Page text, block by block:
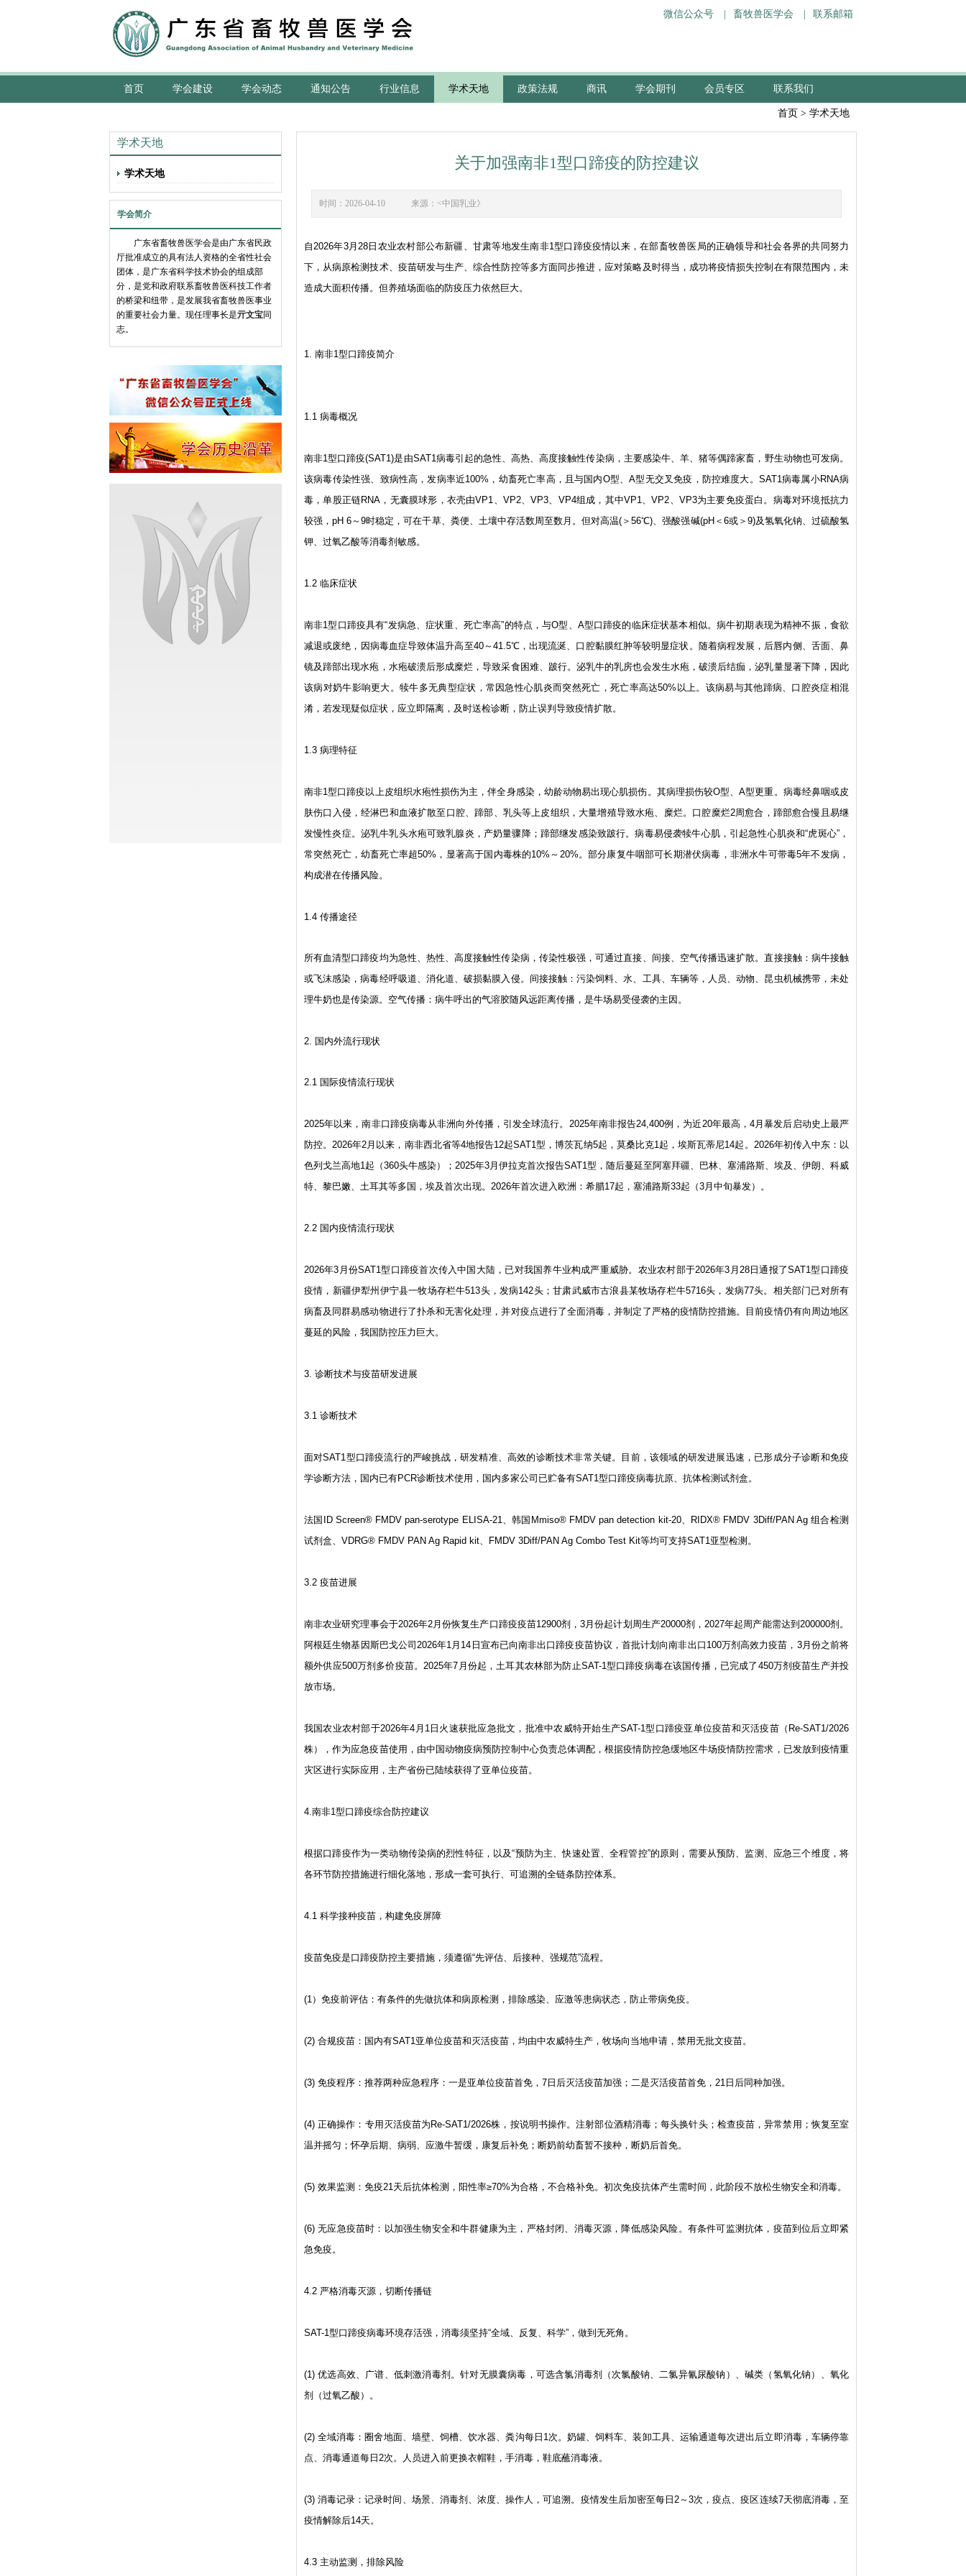
微信公众号 畜牧兽医学会 联系邮箱
首页 学会建设 学会动态 通知公告 行业信息 学术天地 政策法规 商讯 学会期刊 会员专区 联系我们
首页 > 学术天地
学术天地
学术天地
学会简介
广东省畜牧兽医学会是由广东省民政
厅批准成立的具有法人资格的全省性社会
团体，是广东省科学技术协会的组成部
分，是党和政府联系畜牧兽医科技工作者
的桥梁和纽带，是发展我省畜牧兽医事业
的重要社会力量。现任理事长是亓文宝同
志。
关于加强南非1型口蹄疫的防控建议
时间：2026-04-10 来源：<中国乳业》
自2026年3月28日农业农村部公布新疆、甘肃等地发生南非1型口蹄疫疫情以来，在部畜牧兽医局的正确领导和社会各界的共同努力
下，从病原检测技术、疫苗研发与生产、综合性防控等多方面同步推进，应对策略及时得当，成功将疫情损失控制在有限范围内，未
造成大面积传播。但养殖场面临的防疫压力依然巨大。
1. 南非1型口蹄疫简介
1.1 病毒概况
南非1型口蹄疫(SAT1)是由SAT1病毒引起的急性、高热、高度接触性传染病，主要感染牛、羊、猪等偶蹄家畜，野生动物也可发病。
该病毒传染性强、致病性高，发病率近100%，幼畜死亡率高，且与国内O型、A型无交叉免疫，防控难度大。SAT1病毒属小RNA病
毒，单股正链RNA，无囊膜球形，衣壳由VP1、VP2、VP3、VP4组成，其中VP1、VP2、VP3为主要免疫蛋白。病毒对环境抵抗力
较强，pH 6～9时稳定，可在干草、粪便、土壤中存活数周至数月。但对高温(＞56℃)、强酸强碱(pH＜6或＞9)及氢氧化钠、过硫酸氢
钾、过氧乙酸等消毒剂敏感。
1.2 临床症状
南非1型口蹄疫具有“发病急、症状重、死亡率高”的特点，与O型、A型口蹄疫的临床症状基本相似。病牛初期表现为精神不振，食欲
减退或废绝，因病毒血症导致体温升高至40～41.5℃，出现流涎、口腔黏膜红肿等较明显症状。随着病程发展，后唇内侧、舌面、鼻
镜及蹄部出现水疱，水疱破溃后形成糜烂，导致采食困难、跛行。泌乳牛的乳房也会发生水疱，破溃后结痂，泌乳量显著下降，因此
该病对奶牛影响更大。犊牛多无典型症状，常因急性心肌炎而突然死亡，死亡率高达50%以上。该病易与其他蹄病、口腔炎症相混
淆，若发现疑似症状，应立即隔离，及时送检诊断，防止误判导致疫情扩散。
1.3 病理特征
南非1型口蹄疫以上皮组织水疱性损伤为主，伴全身感染，幼龄动物易出现心肌损伤。其病理损伤较O型、A型更重。病毒经鼻咽或皮
肤伤口入侵，经淋巴和血液扩散至口腔、蹄部、乳头等上皮组织，大量增殖导致水疱、糜烂。口腔糜烂2周愈合，蹄部愈合慢且易继
发慢性炎症。泌乳牛乳头水疱可致乳腺炎，产奶量骤降；蹄部继发感染致跛行。病毒易侵袭犊牛心肌，引起急性心肌炎和“虎斑心”，
常突然死亡，幼畜死亡率超50%，显著高于国内毒株的10%～20%。部分康复牛咽部可长期潜伏病毒，非洲水牛可带毒5年不发病，
构成潜在传播风险。
1.4 传播途径
所有血清型口蹄疫均为急性、热性、高度接触性传染病，传染性极强，可通过直接、间接、空气传播迅速扩散。直接接触：病牛接触
或飞沫感染，病毒经呼吸道、消化道、破损黏膜入侵。间接接触：污染饲料、水、工具、车辆等，人员、动物、昆虫机械携带，未处
理牛奶也是传染源。空气传播：病牛呼出的气溶胶随风远距离传播，是牛场易受侵袭的主因。
2. 国内外流行现状
2.1 国际疫情流行现状
2025年以来，南非口蹄疫病毒从非洲向外传播，引发全球流行。2025年南非报告24,400例，为近20年最高，4月暴发后启动史上最严
防控。2026年2月以来，南非西北省等4地报告12起SAT1型，博茨瓦纳5起，莫桑比克1起，埃斯瓦蒂尼14起。2026年初传入中东：以
色列戈兰高地1起（360头牛感染）；2025年3月伊拉克首次报告SAT1型，随后蔓延至阿塞拜疆、巴林、塞浦路斯、埃及、伊朗、科威
特、黎巴嫩、土耳其等多国，埃及首次出现。2026年首次进入欧洲：希腊17起，塞浦路斯33起（3月中旬暴发）。
2.2 国内疫情流行现状
2026年3月份SAT1型口蹄疫首次传入中国大陆，已对我国养牛业构成严重威胁。农业农村部于2026年3月28日通报了SAT1型口蹄疫
疫情，新疆伊犁州伊宁县一牧场存栏牛513头，发病142头；甘肃武威市古浪县某牧场存栏牛5716头，发病77头。相关部门已对所有
病畜及同群易感动物进行了扑杀和无害化处理，并对疫点进行了全面消毒，并制定了严格的疫情防控措施。目前疫情仍有向周边地区
蔓延的风险，我国防控压力巨大。
3. 诊断技术与疫苗研发进展
3.1 诊断技术
面对SAT1型口蹄疫流行的严峻挑战，研发精准、高效的诊断技术非常关键。目前，该领域的研发进展迅速，已形成分子诊断和免疫
学诊断方法，国内已有PCR诊断技术使用，国内多家公司已贮备有SAT1型口蹄疫病毒抗原、抗体检测试剂盒。
法国ID Screen® FMDV pan-serotype ELISA-21、韩国Mmiso® FMDV pan detection kit-20、RIDX® FMDV 3Diff/PAN Ag 组合检测
试剂盒、VDRG® FMDV PAN Ag Rapid kit、FMDV 3Diff/PAN Ag Combo Test Kit等均可支持SAT1亚型检测。
3.2 疫苗进展
南非农业研究理事会于2026年2月份恢复生产口蹄疫疫苗12900剂，3月份起计划周生产20000剂，2027年起周产能需达到200000剂。
阿根廷生物基因斯巴戈公司2026年1月14日宣布已向南非出口蹄疫疫苗协议，首批计划向南非出口100万剂高效力疫苗，3月份之前将
额外供应500万剂多价疫苗。2025年7月份起，土耳其农林部为防止SAT-1型口蹄疫病毒在该国传播，已完成了450万剂疫苗生产并投
放市场。
我国农业农村部于2026年4月1日火速获批应急批文，批准中农威特开始生产SAT-1型口蹄疫亚单位疫苗和灭活疫苗（Re-SAT1/2026
株），作为应急疫苗使用，由中国动物疫病预防控制中心负责总体调配，根据疫情防控急缓地区牛场疫情防控需求，已发放到疫情重
灾区进行实际应用，主产省份已陆续获得了亚单位疫苗。
4.南非1型口蹄疫综合防控建议
根据口蹄疫作为一类动物传染病的烈性特征，以及“预防为主、快速处置、全程管控”的原则，需要从预防、监测、应急三个维度，将
各环节防控措施进行细化落地，形成一套可执行、可追溯的全链条防控体系。
4.1 科学接种疫苗，构建免疫屏障
疫苗免疫是口蹄疫防控主要措施，须遵循“先评估、后接种、强规范”流程。
(1）免疫前评估：有条件的先做抗体和病原检测，排除感染、应激等患病状态，防止带病免疫。
(2) 合规疫苗：国内有SAT1亚单位疫苗和灭活疫苗，均由中农威特生产，牧场向当地申请，禁用无批文疫苗。
(3) 免疫程序：推荐两种应急程序：一是亚单位疫苗首免，7日后灭活疫苗加强；二是灭活疫苗首免，21日后同种加强。
(4) 正确操作：专用灭活疫苗为Re-SAT1/2026株，按说明书操作。注射部位酒精消毒；每头换针头；检查疫苗，异常禁用；恢复至室
温并摇匀；怀孕后期、病弱、应激牛暂缓，康复后补免；断奶前幼畜暂不接种，断奶后首免。
(5) 效果监测：免疫21天后抗体检测，阳性率≥70%为合格，不合格补免。初次免疫抗体产生需时间，此阶段不放松生物安全和消毒。
(6) 无应急疫苗时：以加强生物安全和牛群健康为主，严格封闭、消毒灭源，降低感染风险。有条件可监测抗体，疫苗到位后立即紧
急免疫。
4.2 严格消毒灭源，切断传播链
SAT-1型口蹄疫病毒环境存活强，消毒须坚持“全域、反复、科学”，做到无死角。
(1) 优选高效、广谱、低刺激消毒剂。针对无膜囊病毒，可选含氯消毒剂（次氯酸钠、二氯异氰尿酸钠）、碱类（氢氧化钠）、氧化
剂（过氧乙酸）。
(2) 全域消毒：圈舍地面、墙壁、饲槽、饮水器、粪沟每日1次。奶罐、饲料车、装卸工具、运输通道每次进出后立即消毒，车辆停靠
点、消毒通道每日2次。人员进入前更换衣帽鞋，手消毒，鞋底蘸消毒液。
(3) 消毒记录：记录时间、场景、消毒剂、浓度、操作人，可追溯。疫情发生后加密至每日2～3次，疫点、疫区连续7天彻底消毒，至
疫情解除后14天。
4.3 主动监测，排除风险